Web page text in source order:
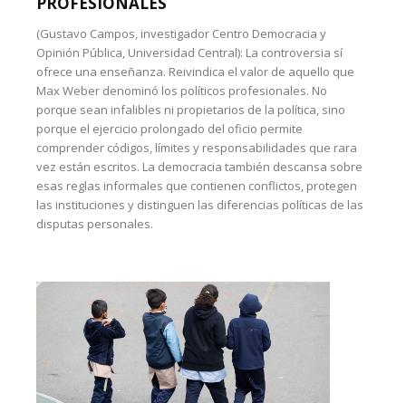
(Gustavo Campos, investigador Centro Democracia y
Opinión Pública, Universidad Central): La controversia sí
ofrece una enseñanza. Reivindica el valor de aquello que
Max Weber denominó los políticos profesionales. No
porque sean infalibles ni propietarios de la política, sino
porque el ejercicio prolongado del oficio permite
comprender códigos, límites y responsabilidades que rara
vez están escritos. La democracia también descansa sobre
esas reglas informales que contienen conflictos, protegen
las instituciones y distinguen las diferencias políticas de las
disputas personales.